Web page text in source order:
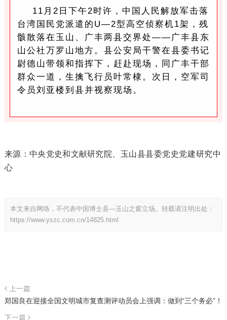
11月2日下午2时许，中国人民解放军击落
台湾国民党派遣的U—2型高空侦察机1架，残
骸散落在玉山、广丰两县交界处——广丰县东
山公社万罗山地方。县公安局干警在县委书记
尉德山带领和指挥下，赶赴现场，同广丰干部
群众一道，生擒飞行员叶常棣。次日，空军司
令员刘亚楼到县并视察现场。
来源：中央党史和文献研究院、玉山县县委党史党建研究中
心
本文来自网络，不代表中国博士县—玉山之窗立场。转载请注明出处：
https://www.yszc.com.cn/14825.html
上一篇
郑国良在迎接全国文明城市复查测评动员会上强调：做到“三个务必”！
下一篇